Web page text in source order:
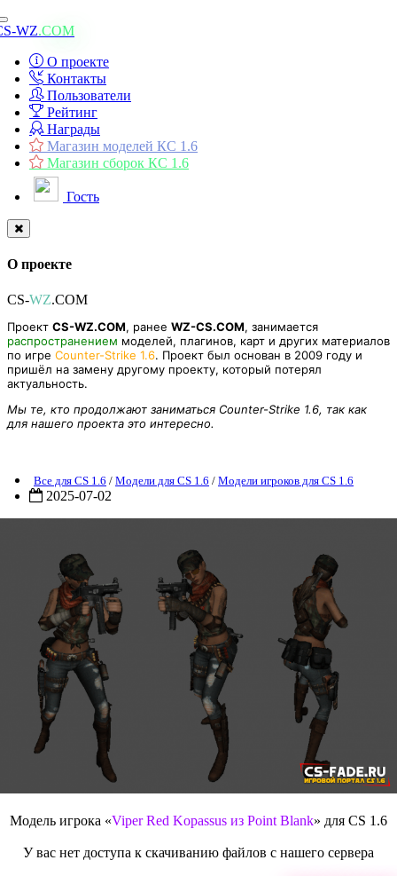
Toggle
navigation
WZ.COM
О проекте
Контакты
Пользователи
Рейтинг
Награды
Магазин моделей КС 1.6
Магазин сборок КС 1.6
Гость
О проекте
CS-WZ.COM
Проект CS-WZ.COM, ранее WZ-CS.COM, занимается
распространением моделей, плагинов, карт и других материалов
по игре Counter-Strike 1.6. Проект был основан в 2009 году и
пришёл на замену другому проекту, который потерял
актуальность.
Мы те, кто продолжают заниматься Counter-Strike 1.6, так как
для нашего проекта это интересно.
Все для CS 1.6 / Модели для CS 1.6 / Модели игроков для CS 1.6
2025-07-02
Модель игрока «Viper Red Kopassus из Point Blank» для CS 1.6
У вас нет доступа к скачиванию файлов с нашего сервера